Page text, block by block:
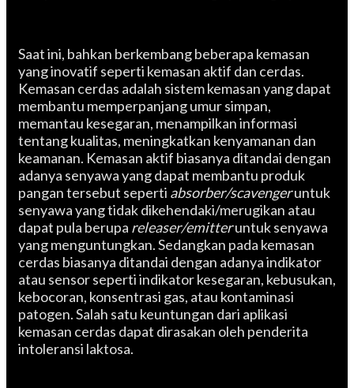
Saat ini, bahkan berkembang beberapa kemasan
yang inovatif seperti kemasan aktif dan cerdas.
Kemasan cerdas adalah sistem kemasan yang dapat
membantu memperpanjang umur simpan,
memantau kesegaran, menampilkan informasi
tentang kualitas, meningkatkan kenyamanan dan
keamanan. Kemasan aktif biasanya ditandai dengan
adanya senyawa yang dapat membantu produk
pangan tersebut seperti absorber/scavengeruntuk
senyawa yang tidak dikehendaki/merugikan atau
dapat pula berupa releaser/emitteruntuk senyawa
yang menguntungkan. Sedangkan pada kemasan
cerdas biasanya ditandai dengan adanya indikator
atau sensor seperti indikator kesegaran, kebusukan,
kebocoran, konsentrasi gas, atau kontaminasi
patogen. Salah satu keuntungan dari aplikasi
kemasan cerdas dapat dirasakan oleh penderita
intoleransi laktosa.